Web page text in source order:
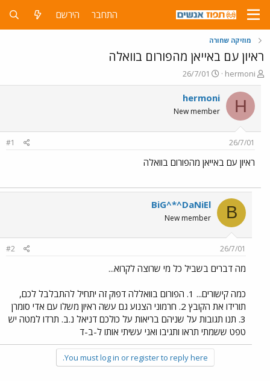
התחבר הירשם
מוזיקה שחורה
ראיון עם באייאן מהפורום בוואלה
פ
ו
ת
ח
ה
ש
א
hermoni
פ
ו
ר
ס
ם
ר
26/7/01
H
hermoni
New member
26/7/01
#1
ראיון עם באייאן מהפורום בוואלה
B
BiG^*^DaNiEl
New member
26/7/01
#2
מה דברים בשביל כל מי שרוצה לקרוא...
כמה קישורים... 1. הפורום בוואללה דפוק זה יתחיל להתבלבל לכם,
תורידו את הקובץ 2. חרמוני הצנוע גם עשה ראיון משלו עם אדי סומרן
3. תנו תגובות על שניהם בריאות על כולכם דניאל נ.ב. תרדו למטה יש
טפט ששמתי תראו ותגיבו ואני עשיתי אותו ל-ב-ד
You must log in or register to reply here.